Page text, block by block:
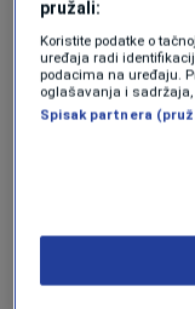
Stanovnici su
zatresle zgrade
upravljaju
Napadi u
kampanje
pružali:
Koristite podatke o
uređaja radi
podacima na uređaju.
oglašavanja i
Spisak partnera